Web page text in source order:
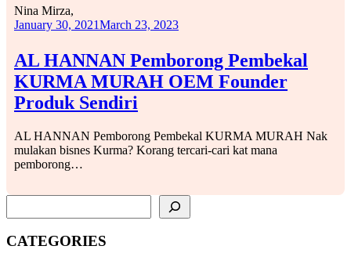
AL HANNAN Pemborong Pembekal
KURMA MURAH OEM Founder
Produk Sendiri
Nina Mirza,
January 30, 2021March 23, 2023
AL HANNAN Pemborong Pembekal KURMA MURAH Nak
mulakan bisnes Kurma? Korang tercari-cari kat mana
pemborong…
CATEGORIES